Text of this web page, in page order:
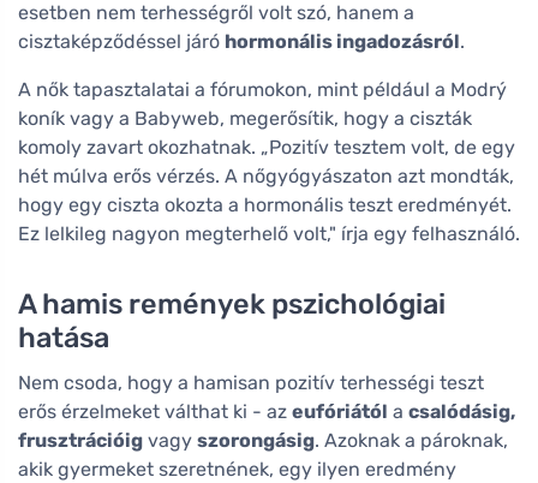
esetben nem terhességről volt szó, hanem a
cisztaképződéssel járó hormonális ingadozásról.
A nők tapasztalatai a fórumokon, mint például a Modrý
koník vagy a Babyweb, megerősítik, hogy a ciszták
komoly zavart okozhatnak. „Pozitív tesztem volt, de egy
hét múlva erős vérzés. A nőgyógyászaton azt mondták,
hogy egy ciszta okozta a hormonális teszt eredményét.
Ez lelkileg nagyon megterhelő volt," írja egy felhasználó.
A hamis remények pszichológiai
hatása
Nem csoda, hogy a hamisan pozitív terhességi teszt
erős érzelmeket válthat ki - az eufóriától a csalódásig,
frusztrációig vagy szorongásig. Azoknak a pároknak,
akik gyermeket szeretnének, egy ilyen eredmény